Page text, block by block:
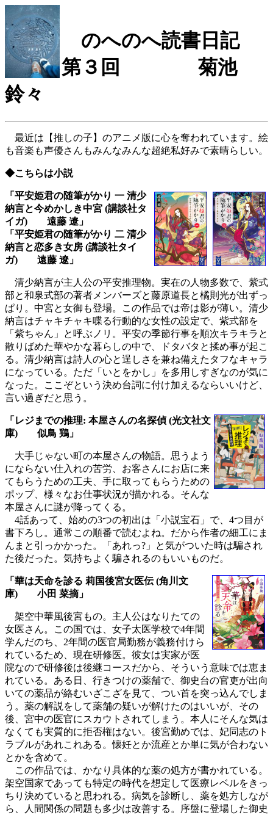
のへのへ読書日記
第３回 菊池
鈴々
最近は【推しの子】のアニメ版に心を奪われています。絵
も音楽も声優さんもみんなみんな超絶私好みで素晴らしい。
◆こちらは小説
「平安姫君の随筆がかり 一 清少
納言と今めかしき中宮 (講談社タ
イガ) 遠藤 遼」
「平安姫君の随筆がかり 二 清少
納言と恋多き女房 (講談社タイ
ガ) 遠藤 遼」
清少納言が主人公の平安推理物。実在の人物多数で、紫式
部と和泉式部の著者メンバーズと藤原道長と橘則光が出ずっ
ぱり。中宮と女御も登場。この作品では帝は影が薄い。清少
納言はチャキチャキ喋る行動的な女性の設定で、紫式部を
「紫ちゃん」と呼ぶノリ。平安の季節行事を順次キラキラと
散りばめた華やかな暮らしの中で、ドタバタと揉め事が起こ
る。清少納言は詩人の心と逞しさを兼ね備えたタフなキャラ
になっている。ただ「いとをかし」を多用しすぎなのが気に
なった。ここぞという決め台詞に付け加えるならいいけど、
言い過ぎだと思う。
「レジまでの推理: 本屋さんの名探偵 (光文社文
庫) 似鳥 鶏」
大手じゃない町の本屋さんの物語。思うよう
にならない仕入れの苦労、お客さんにお店に来
てもらうための工夫、手に取ってもらうための
ポップ、様々なお仕事状況が描かれる。そんな
本屋さんに謎が降ってくる。
4話あって、始めの3つの初出は「小説宝石」で、4つ目が
書下ろし。通常この順番で読むよね。だから作者の細工にま
んまと引っかかった。「あれっ?」と気がついた時は騙され
た後だった。気持ちよく騙されるのもいいものだ。
「華は天命を診る 莉国後宮女医伝 (角川文
庫) 小田 菜摘」
架空中華風後宮もの。主人公はなりたての
女医さん。この国では、女子太医学校で4年間
学んだのち、2年間の医官局勤務が義務付けら
れているため、現在研修医。彼女は実家が医
院なので研修後は後継コースだから、そういう意味では恵ま
れている。ある日、行きつけの薬舗で、御史台の官吏が出向
いての薬品が絡むいざこざを見て、つい首を突っ込んでしま
う。薬の解説をして薬舗の疑いが解けたのはいいが、その
後、宮中の医官にスカウトされてしまう。本人にそんな気は
なくても実質的に拒否権はない。後宮勤めでは、妃同志のト
ラブルがあれこれある。懐妊とか流産とか単に気が合わない
とかを含めて。
この作品では、かなり具体的な薬の処方が書かれている。
架空国家であっても特定の時代を想定して医療レベルをきっ
ちり決めていると思われる。病気を診断し、薬を処方しなが
ら、人間関係の問題も多少は改善する。序盤に登場した御史